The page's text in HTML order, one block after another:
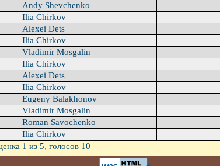
Andy Shevchenko
Ilia Chirkov
Alexei Dets
Ilia Chirkov
Vladimir Mosgalin
Ilia Chirkov
Alexei Dets
Ilia Chirkov
Eugeny Balakhonov
Vladimir Mosgalin
Roman Savochenko
Ilia Chirkov
1 из 5, голосов 10